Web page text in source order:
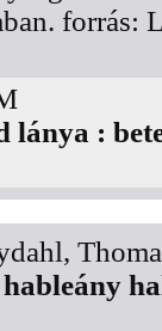
forrás:
lánya :